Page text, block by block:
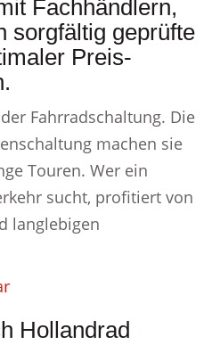
Fachhändlern,
sorgfältig geprüfte
Preis-
Fahrradschaltung. Die
machen sie
Touren. Wer ein
sucht, profitiert von
langlebigen
Hollandrad